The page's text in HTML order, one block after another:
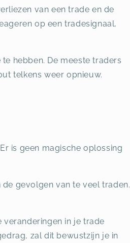
van een trade en de
op een tradesignaal,
hebben. De meeste traders
telkens weer opnieuw.
is geen magische oplossing
gevolgen van te veel traden.
in je trade
zal dit bewustzijn je in